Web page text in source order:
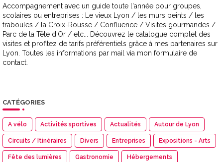
Accompagnement avec un guide toute l'année pour groupes,
scolaires ou entreprises : Le vieux Lyon / les murs peints / les
traboules / la Croix-Rousse / Confluence / Visites gourmandes /
Parc de la Tête d'Or / etc... Découvrez le catalogue complet des
visites et profitez de tarifs préférentiels grâce à mes partenaires sur
Lyon. Toutes les informations par mail via mon formulaire de
contact.
CATÉGORIES
A vélo Activités sportives Actualités Autour de Lyon
Circuits / Itinéraires Divers Entreprises Expositions - Arts
Fête des lumières Gastronomie Hébergements